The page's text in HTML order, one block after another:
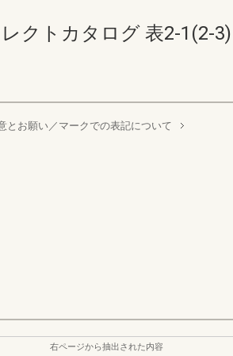
クトカタログ 表2-1(2-3)
とお願い／マークでの表記について
右ページから抽出された内容